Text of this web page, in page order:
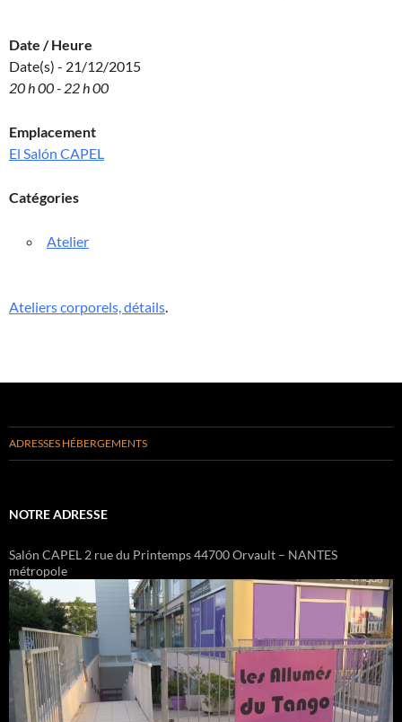
Date / Heure
Date(s) - 21/12/2015
20 h 00 - 22 h 00
Emplacement
El Salón CAPEL
Catégories
Atelier
Ateliers corporels, détails.
ADRESSES HÉBERGEMENTS
NOTRE ADRESSE
Salón CAPEL 2 rue du Printemps 44700 Orvault – NANTES
métropole